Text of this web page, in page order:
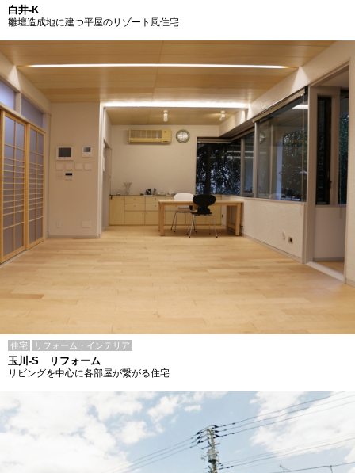
白井-K
雛壇造成地に建つ平屋のリゾート風住宅
住宅 リフォーム・インテリア
玉川-S リフォーム
リビングを中心に各部屋が繋がる住宅